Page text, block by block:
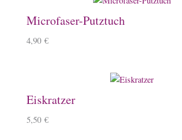
Microfaser-Putztuch
4,90 €
Eiskratzer
5,50 €